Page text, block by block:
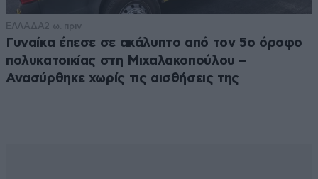
ΕΛΛΑΔΑ2 ω. πριν
Γυναίκα έπεσε σε ακάλυπτο από τον 5ο όροφο
πολυκατοικίας στη Μιχαλακοπούλου –
Ανασύρθηκε χωρίς τις αισθήσεις της